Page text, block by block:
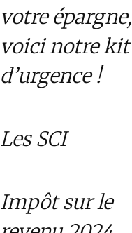
votre épargne,
voici notre kit
d’urgence !
Les SCI
Impôt sur le